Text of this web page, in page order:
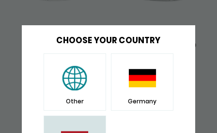
CHOOSE YOUR COUNTRY
Other Germany
345 ARMBAND ZIPP 349 ARMBAND BOLD